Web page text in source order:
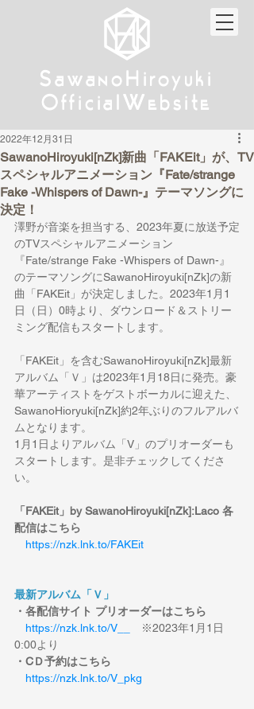
Sa wanoHiroyuki
Official W ebsite
Sa wanoHiroyuki
Official W ebsite
SawanoHiroyuki[nZk]新曲「FAKEit」が、TV
スペシャルアニメーション『Fate/strange
Fake -Whispers of Dawn-』テーマソングに
決定！
2022年12月31日
澤野が音楽を担当する、2023年夏に放送予定
のTVスペシャルアニメーション
『Fate/strange Fake -Whispers of Dawn-』
のテーマソングにSawanoHiroyuki[nZk]の新
曲「FAKEit」が決定しました。2023年1月1
日（日）0時より、ダウンロード＆ストリー
ミング配信もスタートします。
「FAKEit」を含むSawanoHiroyuki[nZk]最新
アルバム「Ｖ」は2023年1月18日に発売。豪
華アーティストをゲストボーカルに迎えた、
SawanoHioryuki[nZk]約2年ぶりのフルアルバ
ムとなります。
1月1日よりアルバム「V」のプリオーダーも
スタートします。是非チェックしてくださ
い。
「FAKEit」by SawanoHiroyuki[nZk]:Laco 各
配信はこちら
https://nzk.lnk.to/FAKEit
最新アルバム「Ｖ」
・各配信サイト プリオーダーはこちら
https://nzk.lnk.to/V__
※2023年1月1日
0:00より
・CＤ予約はこちら
https://nzk.lnk.to/V_pkg